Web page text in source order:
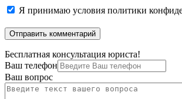
Я принимаю условия политики
Бесплатная консультация юриста!
Ваш телефон
Ваш вопрос